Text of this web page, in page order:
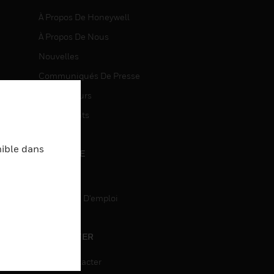
À Propos De Honeywell
À Propos De Nous
Nouvelles
Communiqués De Presse
Investisseurs
Événements
CARRIÈRE
Recherche D'emploi
CONTACTER
Nous Contacter
dans